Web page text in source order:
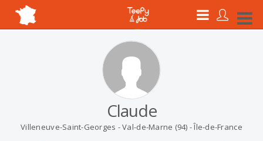
Claude
Villeneuve-Saint-Georges - Val-de-Marne (94) - Île-de-France